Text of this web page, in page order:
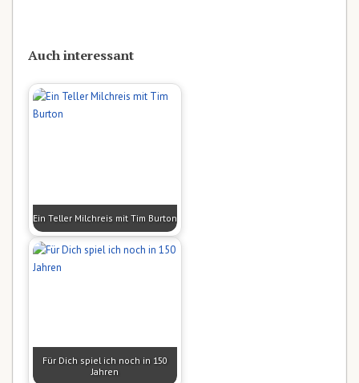
Auch interessant
Ein Teller Milchreis mit Tim Burton
Für Dich spiel ich noch in 150
Jahren